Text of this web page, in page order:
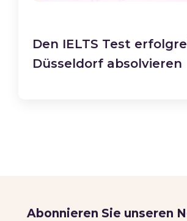
Den IELTS Test
Düsseldorf absolvieren
Abonnieren Sie unseren